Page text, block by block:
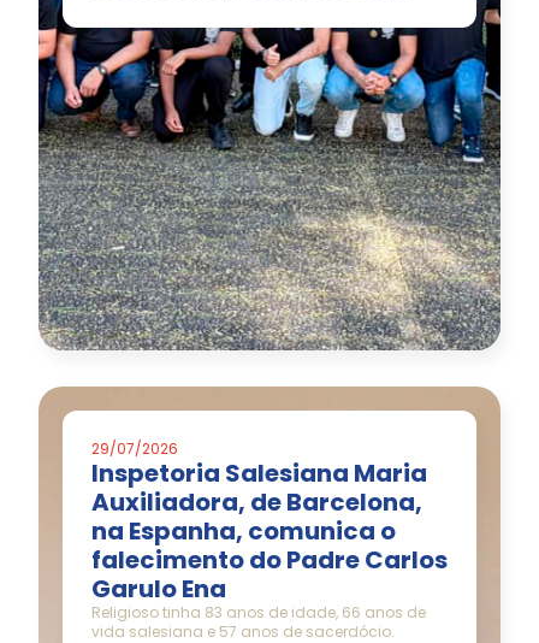
29/07/2026
Inspetoria Salesiana Maria
Auxiliadora, de Barcelona,
na Espanha, comunica o
falecimento do Padre Carlos
Garulo Ena
Religioso tinha 83 anos de idade, 66 anos de
vida salesiana e 57 anos de sacerdócio.